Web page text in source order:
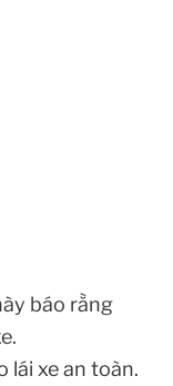
báo rằng
lái xe an toàn.